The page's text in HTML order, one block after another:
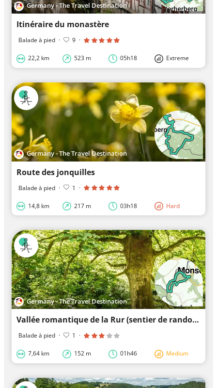
Germany - The Travel Destination
Itinéraire du monastère
Balade à pied · 9 ·
22,2 km 523 m 05h18 Extreme
Germany - The Travel Destination
Route des jonquilles
Balade à pied · 1 ·
14,8 km 217 m 03h18 Hard
Germany - The Travel Destination
Vallée romantique de la Rur (sentier de randonnée circulaire 55)
Balade à pied · 1 ·
7,64 km 152 m 01h46 Medium